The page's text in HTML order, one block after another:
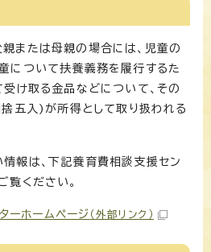
または母親の場合には、児童の
について扶養義務を履行するた
け取る金品などについて、その
五入)が所得として取り扱われる
報は、下記養育費相談支援セン
覧ください。
ーホームページ （外部リンク）